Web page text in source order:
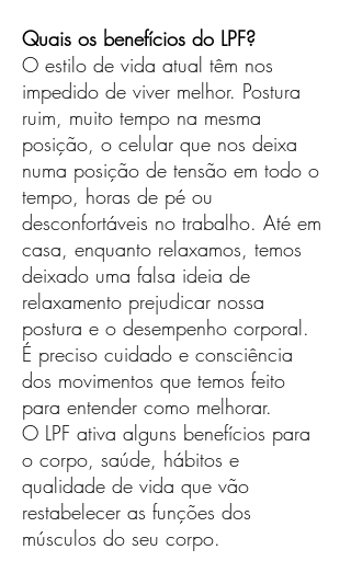
Quais os benefícios do LPF?
O estilo de vida atual têm nos
impedido de viver melhor. Postura
ruim, muito tempo na mesma
posição, o celular que nos deixa
numa posição de tensão em todo o
tempo, horas de pé ou
desconfortáveis no trabalho. Até em
casa, enquanto relaxamos, temos
deixado uma falsa ideia de
relaxamento prejudicar nossa
postura e o desempenho corporal.
É preciso cuidado e consciência
dos movimentos que temos feito
para entender como melhorar.
O LPF ativa alguns benefícios para
o corpo, saúde, hábitos e
qualidade de vida que vão
restabelecer as funções dos
músculos do seu corpo.